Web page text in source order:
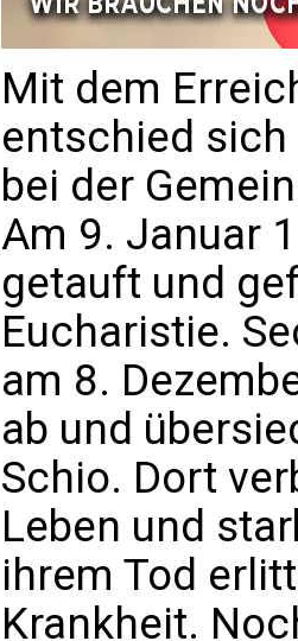
Mit dem
entschied sich
bei der
Am 9. Januar
getauft und
Eucharistie.
am 8.
ab und
Schio. Dort
Leben und
ihrem Tod
Krankheit.